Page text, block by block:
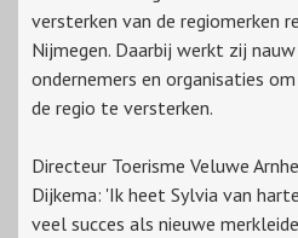
versterken van de regiomerken
Nijmegen. Daarbij werkt zij
ondernemers en organisaties
de regio te versterken.
Directeur Toerisme Veluwe
Dijkema: 'Ik heet Sylvia van
veel succes als nieuwe